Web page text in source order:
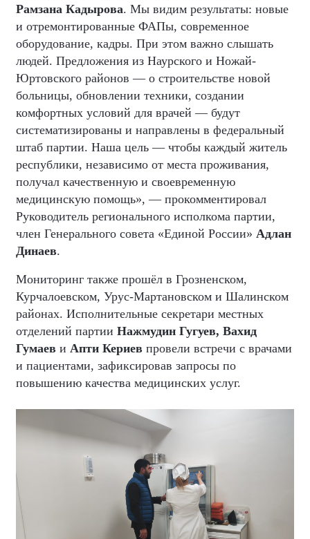
Рамзана Кадырова. Мы видим результаты: новые
и отремонтированные ФАПы, современное
оборудование, кадры. При этом важно слышать
людей. Предложения из Наурского и Ножай-
Юртовского районов — о строительстве новой
больницы, обновлении техники, создании
комфортных условий для врачей — будут
систематизированы и направлены в федеральный
штаб партии. Наша цель — чтобы каждый житель
республики, независимо от места проживания,
получал качественную и своевременную
медицинскую помощь», — прокомментировал
Руководитель регионального исполкома партии,
член Генерального совета «Единой России» Адлан
Динаев.
Мониторинг также прошёл в Грозненском,
Курчалоевском, Урус-Мартановском и Шалинском
районах. Исполнительные секретари местных
отделений партии Нажмудин Гугуев, Вахид
Гумаев и Апти Кериев провели встречи с врачами
и пациентами, зафиксировав запросы по
повышению качества медицинских услуг.